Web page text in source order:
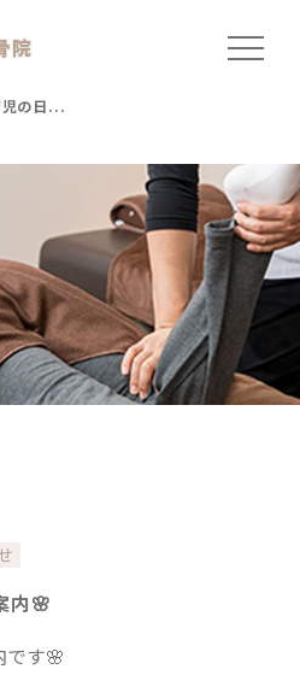
院
の日...
内🌸
す🌸